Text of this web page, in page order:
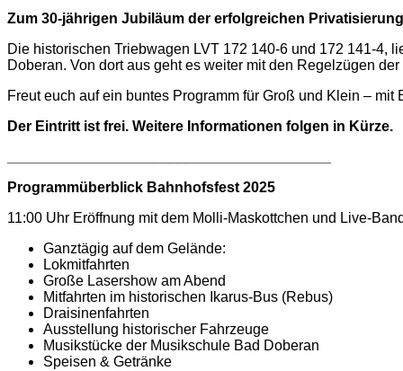
Zum 30-jährigen Jubiläum der erfolgreichen
Die historischen Triebwagen LVT 172 140-6 und 172 141-4,
Doberan. Von dort aus geht es weiter mit den Regelzügen
Freut euch auf ein buntes Programm für Groß und Klein –
Der Eintritt ist frei. Weitere Informationen folgen in Kürze.
Programmüberblick Bahnhofsfest 2025
11:00 Uhr Eröffnung mit dem Molli-Maskottchen und Live-Band
Ganztägig auf dem Gelände:
Lokmitfahrten
Große Lasershow am Abend
Mitfahrten im historischen Ikarus-Bus (Rebus)
Draisinenfahrten
Ausstellung historischer Fahrzeuge
Musikstücke der Musikschule Bad Doberan
Speisen & Getränke